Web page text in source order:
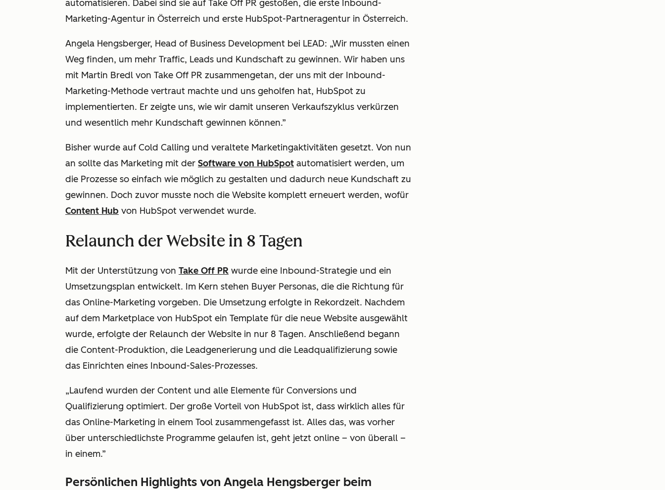
automatisieren. Dabei sind sie auf Take Off PR gestoßen, die erste Inbound-
Marketing-Agentur in Österreich und erste HubSpot-Partneragentur in Österreich.
Angela Hengsberger, Head of Business Development bei LEAD: „Wir mussten einen
Weg finden, um mehr Traffic, Leads und Kundschaft zu gewinnen. Wir haben uns
mit Martin Bredl von Take Off PR zusammengetan, der uns mit der Inbound-
Marketing-Methode vertraut machte und uns geholfen hat, HubSpot zu
implementierten. Er zeigte uns, wie wir damit unseren Verkaufszyklus verkürzen
und wesentlich mehr Kundschaft gewinnen können.”
Bisher wurde auf Cold Calling und veraltete Marketingaktivitäten gesetzt. Von nun
an sollte das Marketing mit der Software von HubSpot automatisiert werden, um
die Prozesse so einfach wie möglich zu gestalten und dadurch neue Kundschaft zu
gewinnen. Doch zuvor musste noch die Website komplett erneuert werden, wofür
Content Hub von HubSpot verwendet wurde.
Relaunch der Website in 8 Tagen
Mit der Unterstützung von Take Off PR wurde eine Inbound-Strategie und ein
Umsetzungsplan entwickelt. Im Kern stehen Buyer Personas, die die Richtung für
das Online-Marketing vorgeben. Die Umsetzung erfolgte in Rekordzeit. Nachdem
auf dem Marketplace von HubSpot ein Template für die neue Website ausgewählt
wurde, erfolgte der Relaunch der Website in nur 8 Tagen. Anschließend begann
die Content-Produktion, die Leadgenerierung und die Leadqualifizierung sowie
das Einrichten eines Inbound-Sales-Prozesses.
„Laufend wurden der Content und alle Elemente für Conversions und
Qualifizierung optimiert. Der große Vorteil von HubSpot ist, dass wirklich alles für
das Online-Marketing in einem Tool zusammengefasst ist. Alles das, was vorher
über unterschiedlichste Programme gelaufen ist, geht jetzt online – von überall –
in einem.”
Persönlichen Highlights von Angela Hengsberger beim